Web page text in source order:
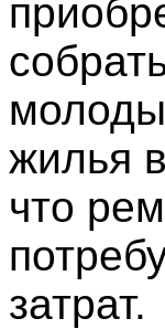
жилья
что
затрат.